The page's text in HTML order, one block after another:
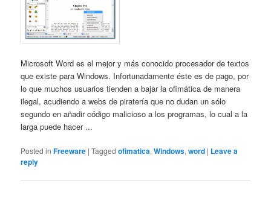
Microsoft Word es el mejor y más conocido procesador de textos
que existe para Windows. Infortunadamente éste es de pago, por
lo que muchos usuarios tienden a bajar la ofimática de manera
ilegal, acudiendo a webs de piratería que no dudan un sólo
segundo en añadir código malicioso a los programas, lo cual a la
larga puede hacer ...
Posted in Freeware |Tagged ofimatica,Windows,word | Leave a
reply